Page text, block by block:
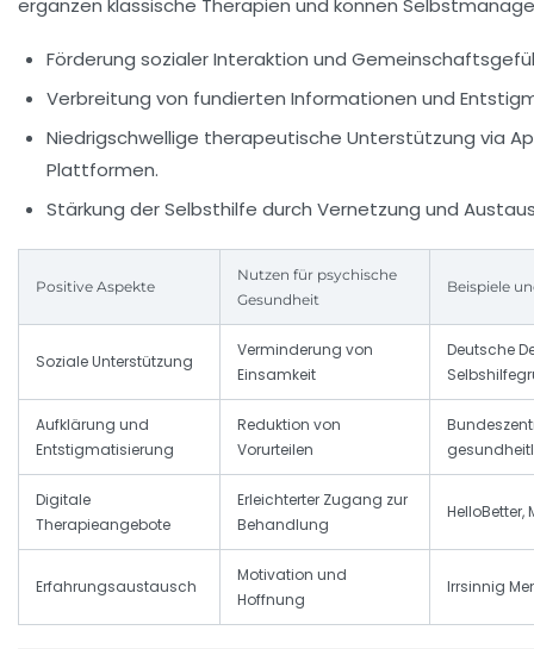
ergänzen klassische Therapien und können
Förderung sozialer Interaktion und
Verbreitung von fundierten Informationen und
Niedrigschwellige therapeutische Unterstützung via
Plattformen.
Stärkung der Selbsthilfe durch Vernetzung und
Positive Aspekte
Nutzen für psychische
Gesundheit
Beispiele
Soziale Unterstützung
Verminderung von
Einsamkeit
Deutsche
Aufklärung und
Entstigmatisierung
Reduktion von
Vorurteilen
Digitale
Therapieangebote
Erleichterter Zugang zur
Behandlung
HelloBetter,
Erfahrungsaustausch
Motivation und
Hoffnung
Irrsinnig